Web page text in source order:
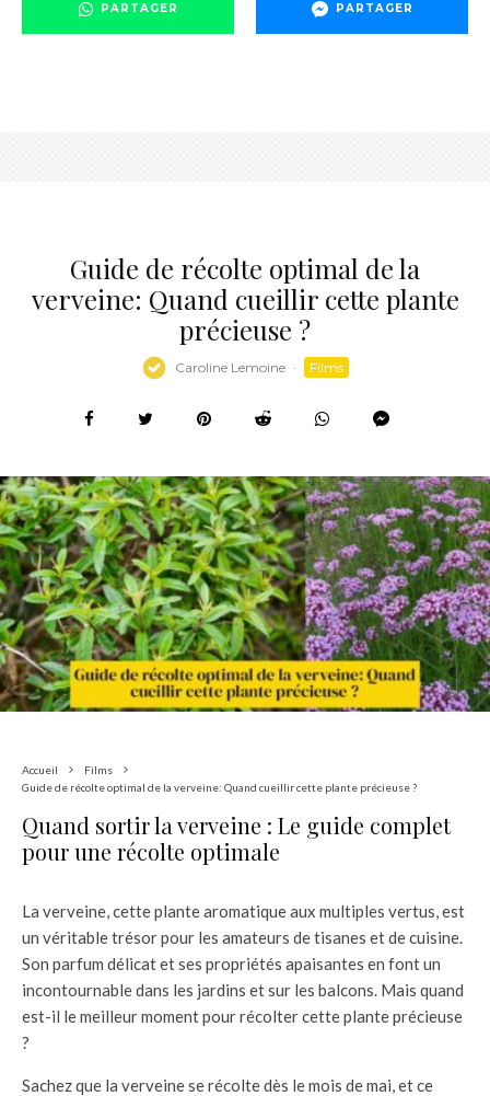
PARTAGER PARTAGER
Guide de récolte optimal de la
verveine: Quand cueillir cette plante
précieuse ?
Caroline Lemoine · Films
Accueil
Films
Guide de récolte optimal de la verveine: Quand cueillir cette plante précieuse ?
Quand sortir la verveine : Le guide complet
pour une récolte optimale
La verveine, cette plante aromatique aux multiples vertus, est
un véritable trésor pour les amateurs de tisanes et de cuisine.
Son parfum délicat et ses propriétés apaisantes en font un
incontournable dans les jardins et sur les balcons. Mais quand
est-il le meilleur moment pour récolter cette plante précieuse
?
Sachez que la verveine se récolte dès le mois de mai, et ce